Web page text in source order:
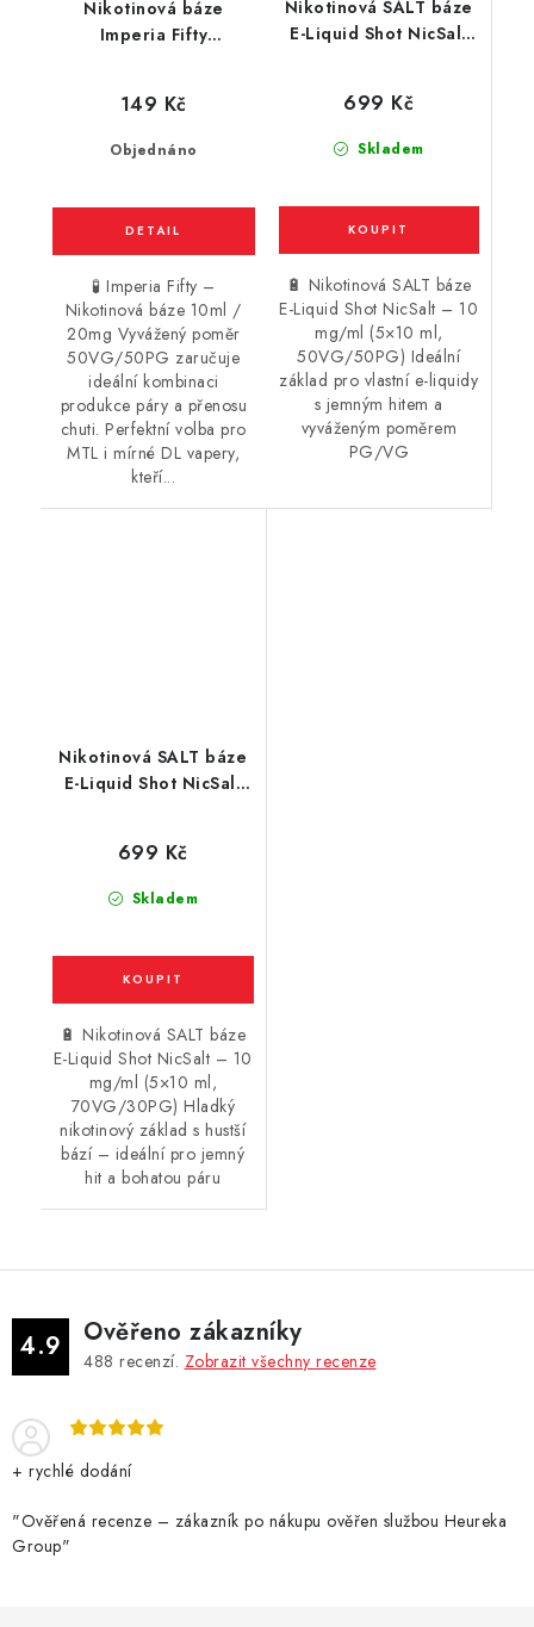
Nikotinová báze
Imperia Fifty
Objednáno
149 Kč
🧪 Imperia Fifty –
Nikotinová báze 10ml /
20mg Vyvážený poměr
50VG/50PG zaručuje
ideální kombinaci
produkce páry a přenosu
chuti. Perfektní volba pro
MTL i mírné DL vapery,
kteří...
Nikotinová SALT báze
E-Liquid Shot NicSalt
Skladem
699 Kč
🔋 Nikotinová SALT báze
E-Liquid Shot NicSalt – 10
mg/ml (5×10 ml,
50VG/50PG) Ideální
základ pro vlastní e-liquidy
s jemným hitem a
vyváženým poměrem
PG/VG
Nikotinová SALT báze
E-Liquid Shot NicSalt
Skladem
699 Kč
🔋 Nikotinová SALT báze
E-Liquid Shot NicSalt – 10
mg/ml (5×10 ml,
70VG/30PG) Hladký
nikotinový základ s hustší
bází – ideální pro jemný
hit a bohatou páru
4.9 Ověřeno zákazníky
488 recenzí. Zobrazit všechny recenze
+ rychlé dodání
"Ověřená recenze – zákazník po nákupu ověřen službou Heureka
Group"